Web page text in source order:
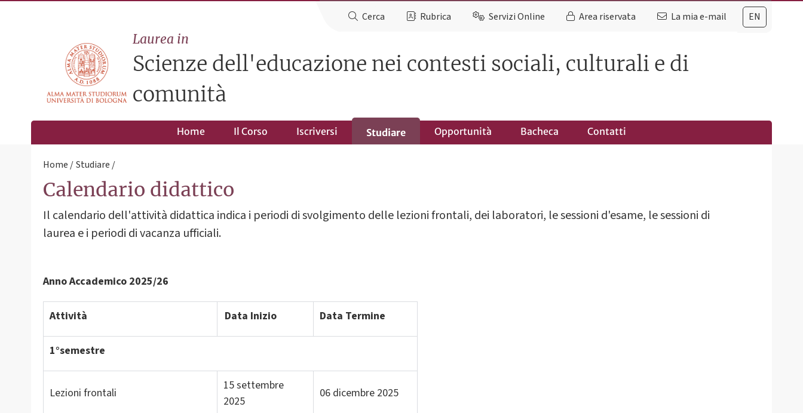
EN
Cerca Rubrica Servizi Online Area riservata La mia e-mail
Laurea in
Scienze dell'educazione nei contesti sociali, culturali e di
comunità
Home Il Corso Iscriversi Studiare Opportunità Bacheca Contatti
Home Studiare
Calendario didattico
Il calendario dell'attività didattica indica i periodi di svolgimento delle lezioni frontali, dei laboratori, le sessioni d'esame, le sessioni di
laurea e i periodi di vacanza ufficiali.
Anno Accademico 2025/26
Attività Data Inizio Data Termine
1°semestre
Lezioni frontali
15 settembre
2025
06 dicembre 2025